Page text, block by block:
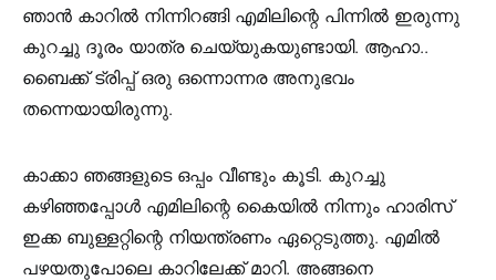
ഞാൻ കാറിൽ നിന്നിറങ്ങി എമിലിന്റെ പിന്നിൽ ഇരുന്നു
കുറച്ചു ദൂരം യാത്ര ചെയ്യുകയുണ്ടായി. ആഹാ..
ബൈക്ക് ട്രിപ്പ് ഒരു ഒന്നൊന്നര അനുഭവം
തന്നെയായിരുന്നു.
കാക്കാ ഞങ്ങളുടെ ഒപ്പം വീണ്ടും കൂടി. കുറച്ചു
കഴിഞ്ഞപ്പോൾ എമിലിന്റെ കൈയിൽ നിന്നും ഹാരിസ്
ഇക്ക ബുള്ളറ്റിന്റെ നിയന്ത്രണം ഏറ്റെടുത്തു. എമിൽ
പഴയതുപോലെ കാറിലേക്ക് മാറി. അങ്ങനെ